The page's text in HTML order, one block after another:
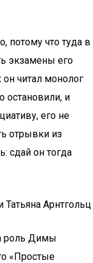
потому что туда в
экзамены его
он читал монолог
остановили, и
его не
отрывки из
сдай он тогда
Арнтгольц
роль Димы
«Простые